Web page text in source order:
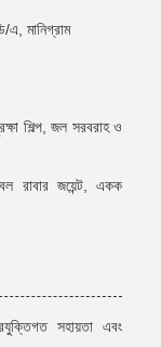
এ, মানিগ্রাম
শিল্প, জল সরবরাহ ও
রাবার জয়েন্ট, একক
সহায়তা এবং